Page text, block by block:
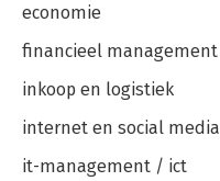
economie
financieel management
inkoop en logistiek
internet en social media
it-management / ict